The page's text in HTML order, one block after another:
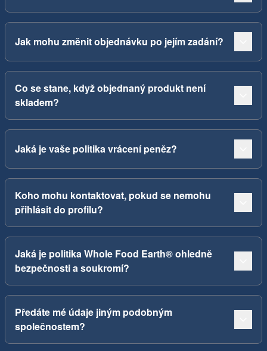
Jak mohu změnit objednávku po jejím zadání?
Co se stane, když objednaný produkt není
skladem?
Jaká je vaše politika vrácení peněz?
Koho mohu kontaktovat, pokud se nemohu
přihlásit do profilu?
Jaká je politika Whole Food Earth® ohledně
bezpečnosti a soukromí?
Předáte mé údaje jiným podobným
společnostem?